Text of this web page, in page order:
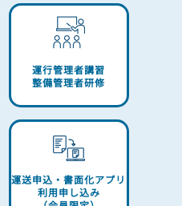
運行管理者講習
整備管理者研修
運送申込・書面化アプリ
利用申し込み